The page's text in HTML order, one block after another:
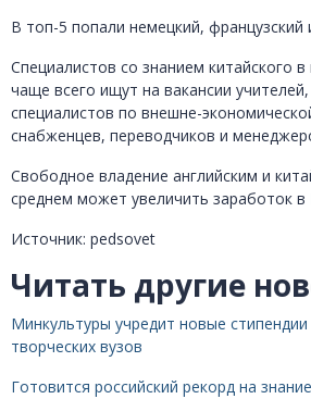
В топ-5 попали немецкий, французский
Специалистов со знанием китайского
чаще всего ищут на вакансии
специалистов по внешне-
снабженцев, переводчиков и
Свободное владение английским и
среднем может увеличить заработок в
Источник: pedsovet
Читать другие
Минкультуры учредит новые стипендии
творческих вузов
Готовится российский рекорд на